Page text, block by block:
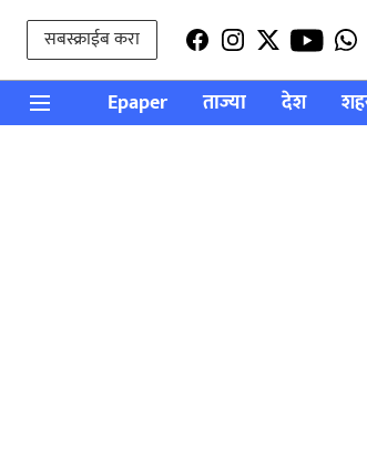
सबस्क्राईब करा
Epaper ताज्या देश